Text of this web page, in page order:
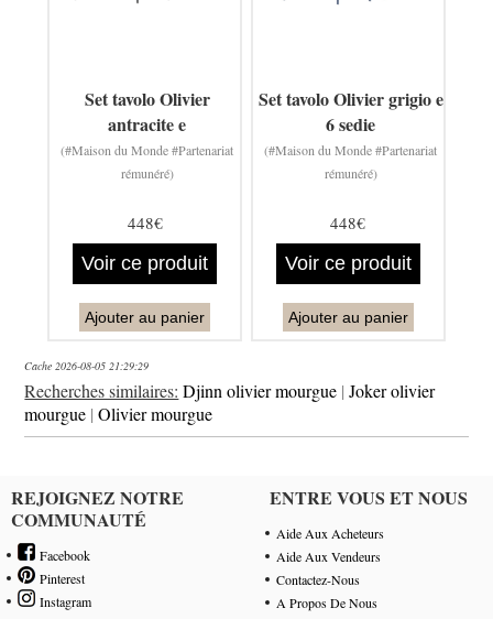
Set tavolo Olivier
antracite e
(#Maison du Monde #Partenariat
rémunéré)
448€
Voir ce produit
Ajouter au panier
Set tavolo Olivier grigio e
6 sedie
(#Maison du Monde #Partenariat
rémunéré)
448€
Voir ce produit
Ajouter au panier
Cache 2026-08-05 21:29:29
Recherches similaires: Djinn olivier mourgue |Joker olivier
mourgue |Olivier mourgue
REJOIGNEZ NOTRE
COMMUNAUTÉ
Facebook
Pinterest
Instagram
ENTRE VOUS ET NOUS
Aide Aux Acheteurs
Aide Aux Vendeurs
Contactez-Nous
A Propos De Nous